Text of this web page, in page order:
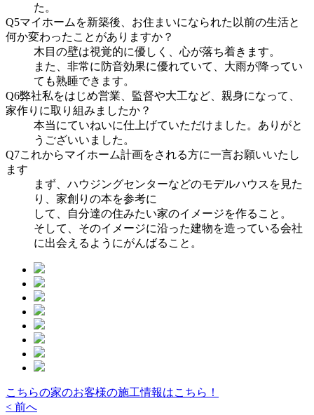
た。
Q5マイホームを新築後、お住まいになられた以前の生活と
何か変わったことがありますか？
木目の壁は視覚的に優しく、心が落ち着きます。
また、非常に防音効果に優れていて、大雨が降ってい
ても熟睡できます。
Q6弊社私をはじめ営業、監督や大工など、親身になって、
家作りに取り組みましたか？
本当にていねいに仕上げていただけました。ありがと
うございいました。
Q7これからマイホーム計画をされる方に一言お願いいたし
ます
まず、ハウジングセンターなどのモデルハウスを見た
り、家創りの本を参考に
して、自分達の住みたい家のイメージを作ること。
そして、そのイメージに沿った建物を造っている会社
に出会えるようにがんばること。
こちらの家のお客様の施工情報はこちら！
< 前へ